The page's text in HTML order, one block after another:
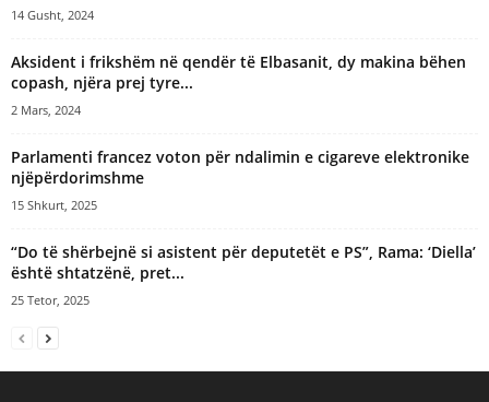
14 Gusht, 2024
Aksident i frikshëm në qendër të Elbasanit, dy makina bëhen
copash, njëra prej tyre...
2 Mars, 2024
Parlamenti francez voton për ndalimin e cigareve elektronike
njëpërdorimshme
15 Shkurt, 2025
“Do të shërbejnë si asistent për deputetët e PS”, Rama: ‘Diella’
është shtatzënë, pret...
25 Tetor, 2025